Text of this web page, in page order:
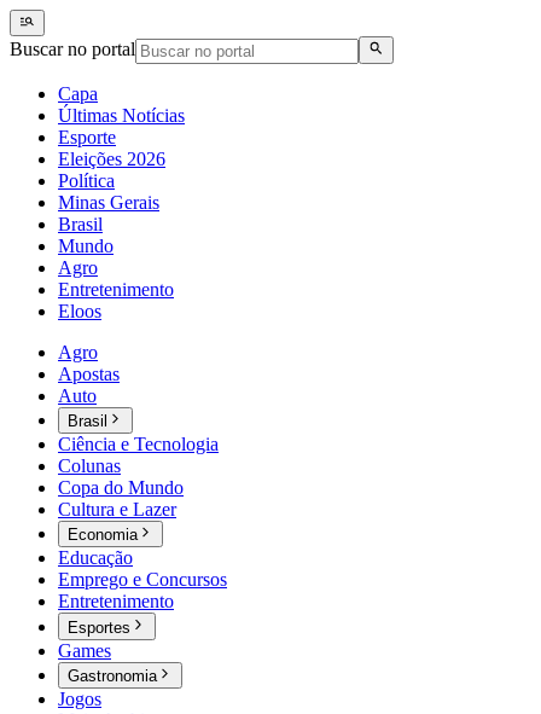
Buscar no portal
Capa
Últimas Notícias
Esporte
Eleições 2026
Política
Minas Gerais
Brasil
Mundo
Agro
Entretenimento
Eloos
Agro
Apostas
Auto
Brasil
Ciência e Tecnologia
Colunas
Copa do Mundo
Cultura e Lazer
Economia
Educação
Emprego e Concursos
Entretenimento
Esportes
Games
Gastronomia
Jogos